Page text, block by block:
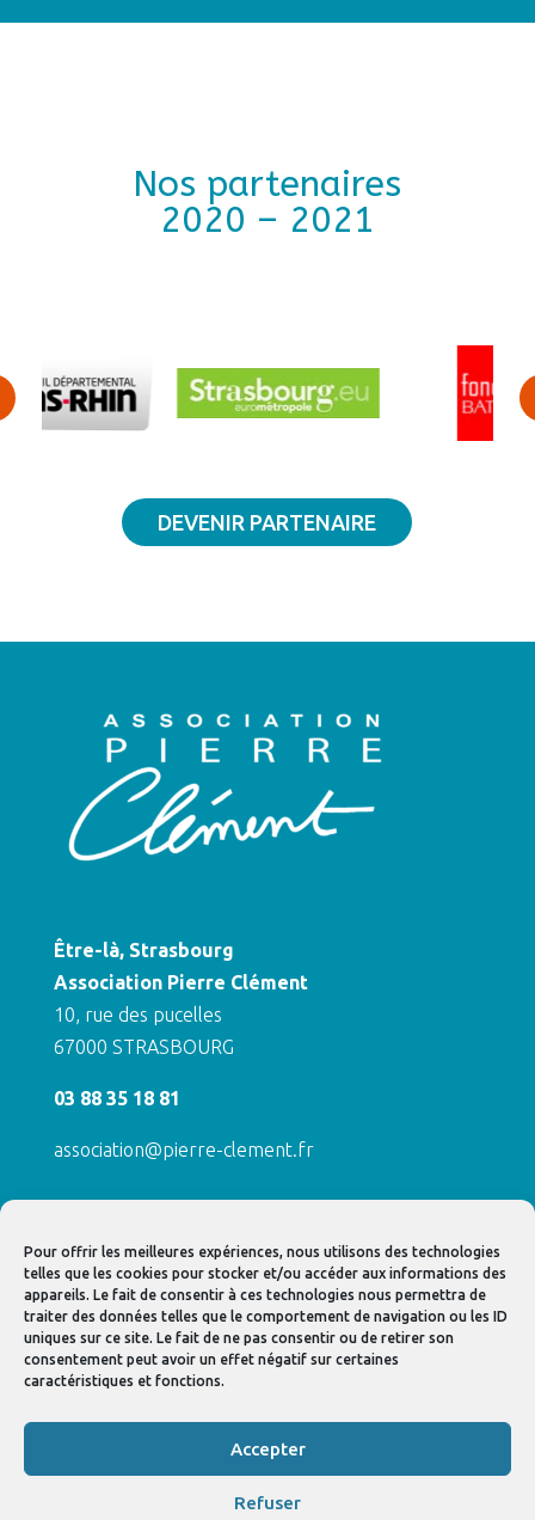
Pour offrir les meilleures expériences, nous utilisons des technologies
telles que les cookies pour stocker et/ou accéder aux informations des
appareils. Le fait de consentir à ces technologies nous permettra de
traiter des données telles que le comportement de navigation ou les ID
uniques sur ce site. Le fait de ne pas consentir ou de retirer son
consentement peut avoir un effet négatif sur certaines
caractéristiques et fonctions.
Accepter
Refuser
Nos partenaires
2020 – 2021
DEVENIR PARTENAIRE
Être-là, Strasbourg
Association Pierre Clément
10, rue des pucelles
67000 STRASBOURG
03 88 35 18 81
association@pierre-clement.fr
CONTACT
LIENS UTILES
NOS PARTENAIRES